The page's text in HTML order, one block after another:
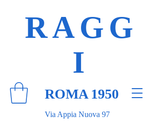
Via Appia Nuova 97
RAGG
I
ROMA 1950